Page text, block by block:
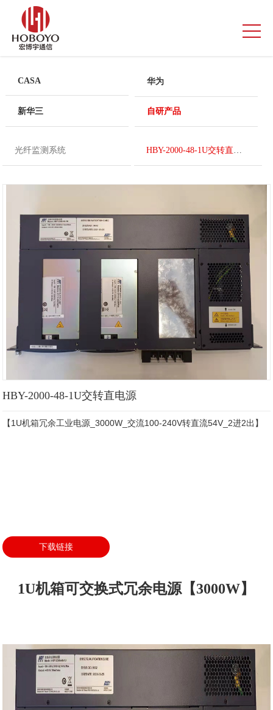
CASA 华为
新华三 自研产品
光纤监测系统 HBY-2000-48-1U交转直电源
HBY-2000-48-1U交转直电源
【1U机箱冗余工业电源_3000W_交流100-240V转直流54V_2进2出】
下载链接
1U机箱可交换式冗余电源【3000W】